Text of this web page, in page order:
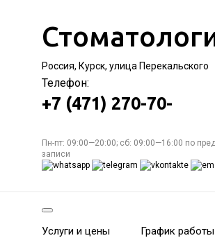
Россия, Курск, улица Перекальского
Телефон:
+7 (471) 270-70-
Пн-пт: 09:00—20:00; сб: 09:00—16:00 по
записи
Услуги и цены График работы